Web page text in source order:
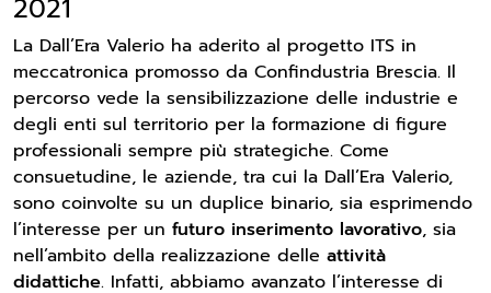
2021
La Dall’Era Valerio ha aderito al progetto ITS in
meccatronica promosso da Confindustria Brescia. Il
percorso vede la sensibilizzazione delle industrie e
degli enti sul territorio per la formazione di figure
professionali sempre più strategiche. Come
consuetudine, le aziende, tra cui la Dall’Era Valerio,
sono coinvolte su un duplice binario, sia esprimendo
l’interesse per un futuro inserimento lavorativo, sia
nell’ambito della realizzazione delle attività
didattiche. Infatti, abbiamo avanzato l’interesse di